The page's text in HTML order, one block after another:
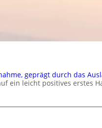
geprägt durch das
ein leicht positives erstes